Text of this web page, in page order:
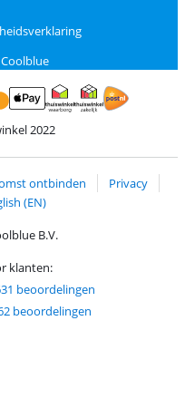
en Visa via ClickToPay
Betalen met ApplePay
Thuiswinkel waarborg
2022
ontbinden
Privacy
(EN)
B.V.
klanten:
beoordelingen
beoordelingen